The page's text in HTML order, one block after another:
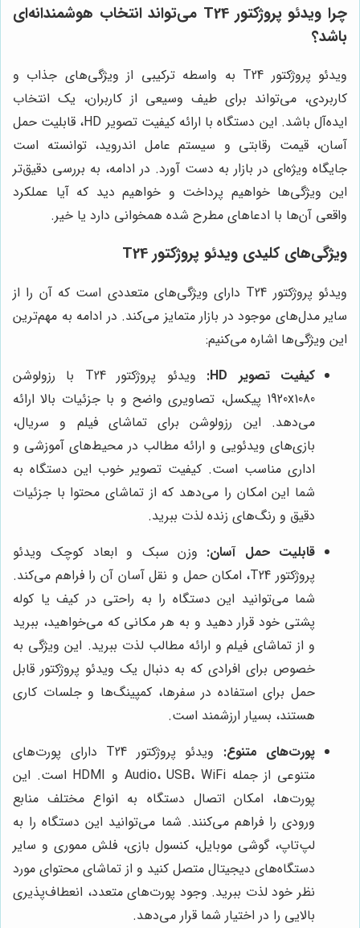
چرا ویدئو پروژکتور T24 می‌تواند انتخاب هوشمندانه‌ای
باشد؟
ویدئو پروژکتور T24 به واسطه ترکیبی از ویژگی‌های جذاب و
کاربردی، می‌تواند برای طیف وسیعی از کاربران، یک انتخاب
ایده‌آل باشد. این دستگاه با ارائه کیفیت تصویر HD، قابلیت حمل
آسان، قیمت رقابتی و سیستم عامل اندروید، توانسته است
جایگاه ویژه‌ای در بازار به دست آورد. در ادامه، به بررسی دقیق‌تر
این ویژگی‌ها خواهیم پرداخت و خواهیم دید که آیا عملکرد
واقعی آن‌ها با ادعاهای مطرح شده همخوانی دارد یا خیر.
ویژگی‌های کلیدی ویدئو پروژکتور T24
ویدئو پروژکتور T24 دارای ویژگی‌های متعددی است که آن را از
سایر مدل‌های موجود در بازار متمایز می‌کند. در ادامه به مهم‌ترین
این ویژگی‌ها اشاره می‌کنیم:
کیفیت تصویر HD:
ویدئو پروژکتور T24 با رزولوشن
1920x1080 پیکسل، تصاویری واضح و با جزئیات بالا ارائه
می‌دهد. این رزولوشن برای تماشای فیلم و سریال،
بازی‌های ویدئویی و ارائه مطالب در محیط‌های آموزشی و
اداری مناسب است. کیفیت تصویر خوب این دستگاه به
شما این امکان را می‌دهد که از تماشای محتوا با جزئیات
دقیق و رنگ‌های زنده لذت ببرید.
قابلیت حمل آسان: وزن سبک و ابعاد کوچک ویدئو
پروژکتور T24، امکان حمل و نقل آسان آن را فراهم می‌کند.
شما می‌توانید این دستگاه را به راحتی در کیف یا کوله
پشتی خود قرار دهید و به هر مکانی که می‌خواهید، ببرید
و از تماشای فیلم و ارائه مطالب لذت ببرید. این ویژگی به
خصوص برای افرادی که به دنبال یک ویدئو پروژکتور قابل
حمل برای استفاده در سفرها، کمپینگ‌ها و جلسات کاری
هستند، بسیار ارزشمند است.
پورت‌های متنوع:
ویدئو پروژکتور T24 دارای پورت‌های
متنوعی از جمله Audio، USB، WiFi و HDMI است. این
پورت‌ها، امکان اتصال دستگاه به انواع مختلف منابع
ورودی را فراهم می‌کنند. شما می‌توانید این دستگاه را به
لپ‌تاپ، گوشی موبایل، کنسول بازی، فلش مموری و سایر
دستگاه‌های دیجیتال متصل کنید و از تماشای محتوای مورد
نظر خود لذت ببرید. وجود پورت‌های متعدد، انعطاف‌پذیری
بالایی را در اختیار شما قرار می‌دهد.